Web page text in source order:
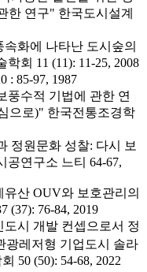
한 연구" 한국도시설계
화에 나타난 도시숲의
회 11 (11): 11-25, 2008
: 85-97, 1987
풍수적 기법에 관한 연
으로)" 한국전통조경학
정원문화 성찰: 다시 보
공연구소 느티 64-67,
산 OUV와 보호관리의
(37): 76-84, 2019
시 개발 컨셉으로서 정
광레저형 기업도시 솔라
50 (50): 54-68, 2022